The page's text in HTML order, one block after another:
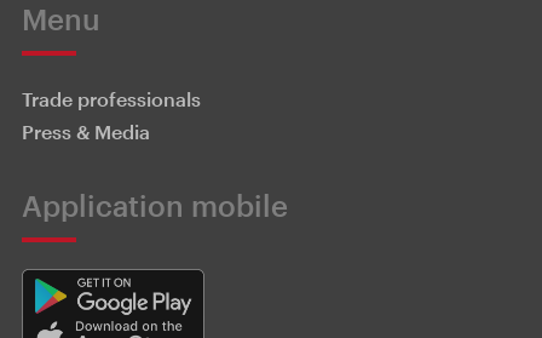
Menu
Trade professionals
Press & Media
Application mobile